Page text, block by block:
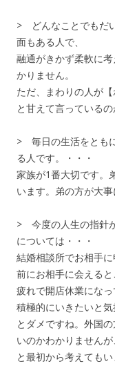
> どんなことでもだ
面もある人で、
融通がきかず柔軟に
かりません。
ただ、まわりの人が
と甘えて言っている
> 毎日の生活をとも
る人です。・・・
家族が1番大切です。
います。弟の方が大事
> 今度の人生の指針
については・・・
結婚相談所でお相手
前にお相手に会える
疲れで開店休業になっ
積極的にいきたいと
とダメですね。外国
いのかわかりません
と最初から考えても